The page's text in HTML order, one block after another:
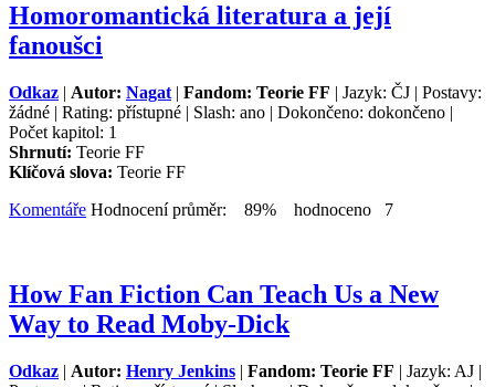
Homoromantická literatura a její
fanoušci
Odkaz | Autor: Nagat | Fandom: Teorie FF | Jazyk: ČJ | Postavy:
žádné | Rating: přístupné | Slash: ano | Dokončeno: dokončeno |
Počet kapitol: 1
Shrnutí: Teorie FF
Klíčová slova: Teorie FF
Komentáře Hodnocení průměr: 89% hodnoceno 7
How Fan Fiction Can Teach Us a New
Way to Read Moby-Dick
Odkaz | Autor: Henry Jenkins | Fandom: Teorie FF | Jazyk: AJ |